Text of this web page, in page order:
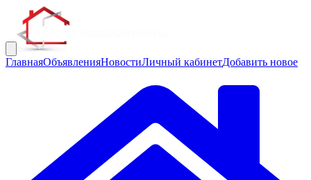
ГлавнаяОбъявленияНовостиЛичный кабинетДобавить новое